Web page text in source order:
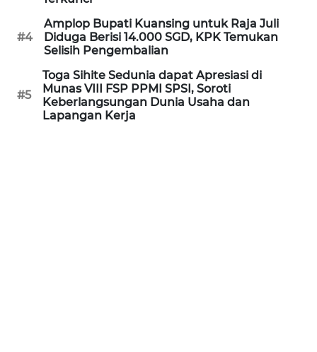
#4
Amplop Bupati Kuansing untuk Raja Juli
Diduga Berisi 14.000 SGD, KPK Temukan
Selisih Pengembalian
#5
Toga Sihite Sedunia dapat Apresiasi di
Munas VIII FSP PPMI SPSI, Soroti
Keberlangsungan Dunia Usaha dan
Lapangan Kerja
JATENG
WN
NUSANTARA
WN
JOGJA